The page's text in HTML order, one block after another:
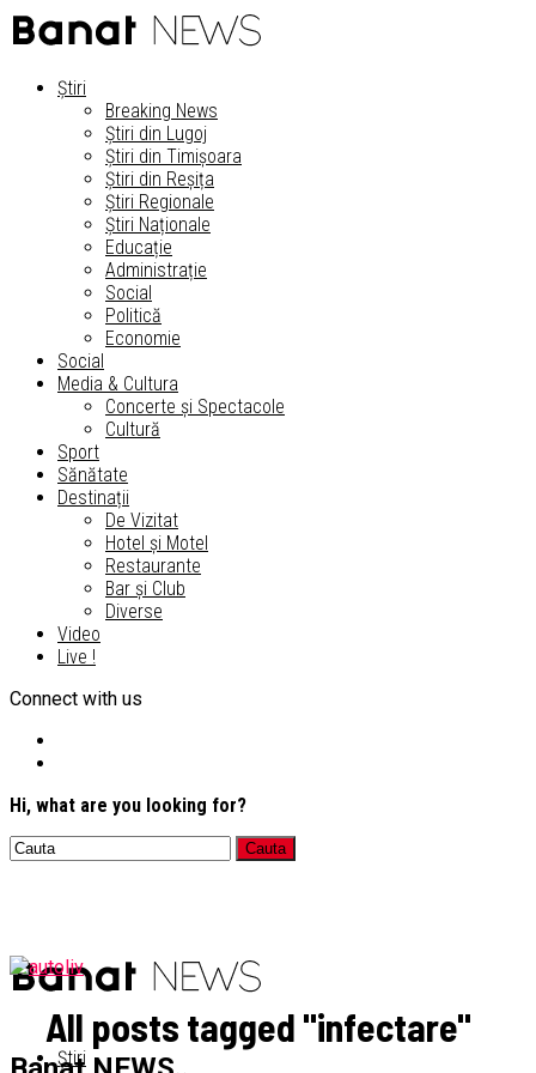
Știri
Breaking News
Știri din Lugoj
Știri din Timișoara
Știri din Reșița
Știri Regionale
Știri Naționale
Educație
Administrație
Social
Politică
Economie
Social
Media & Cultura
Concerte și Spectacole
Cultură
Sport
Sănătate
Destinații
De Vizitat
Hotel și Motel
Restaurante
Bar și Club
Diverse
Video
Live !
Connect with us
Hi, what are you looking for?
Știri
All posts tagged "infectare"